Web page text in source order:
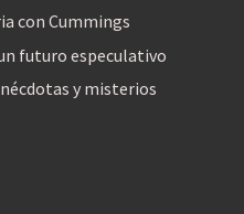
con Cummings
futuro especulativo
y misterios